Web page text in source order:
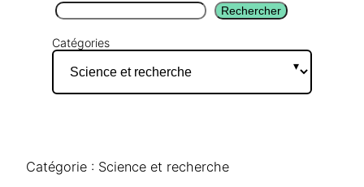
Rechercher Rechercher
Catégories
Catégorie : Science et recherche